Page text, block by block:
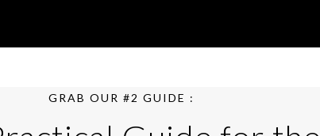
GRAB OUR #2 GUIDE :